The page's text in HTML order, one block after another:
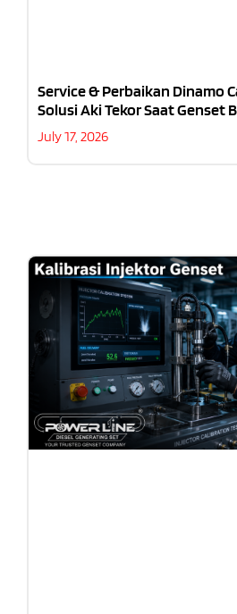
Service & Perbaikan Dinamo
Solusi Aki Tekor Saat Genset
July 17, 2026